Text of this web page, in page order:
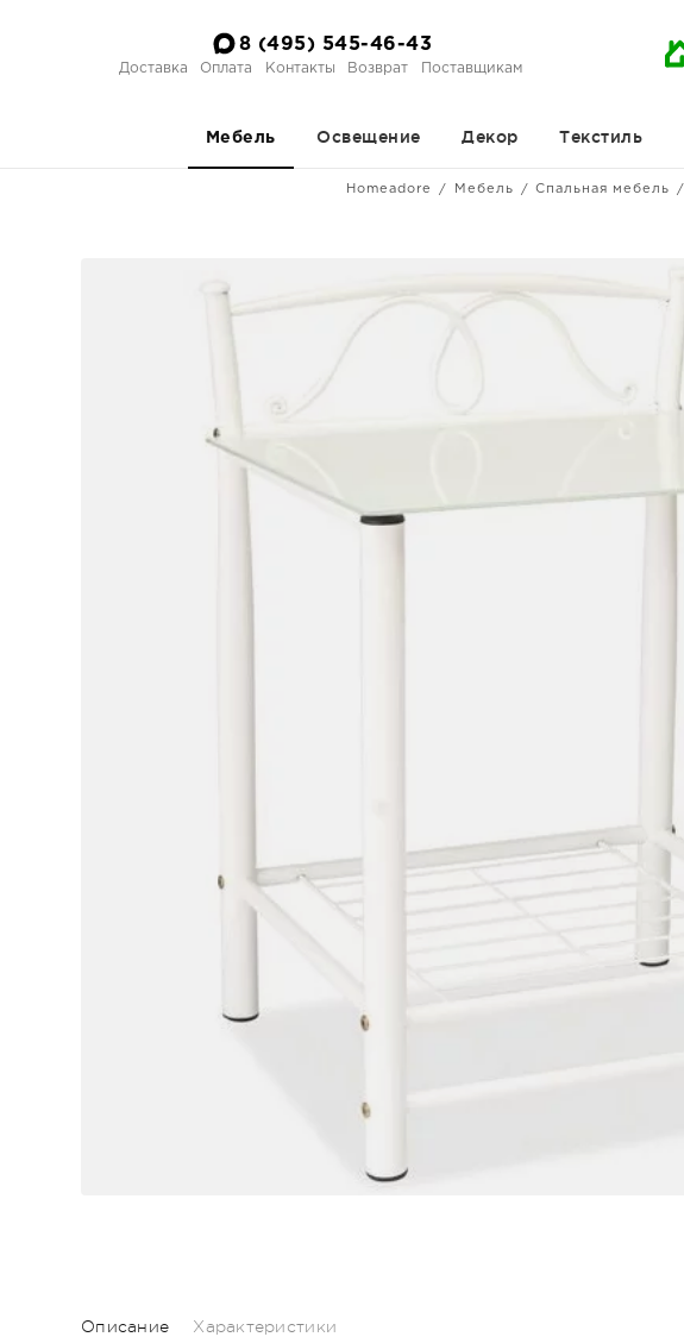
8 (495) 545-46-43
Доставка Оплата Контакты Возврат Поставщикам
Мебель Освещение Декор Текстиль
Homeadore Мебель Спальная мебель
Описание Характеристики